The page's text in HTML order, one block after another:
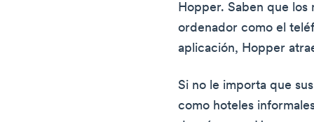
Hopper. Saben que los
ordenador como el
aplicación, Hopper
Si no le importa que
como hoteles